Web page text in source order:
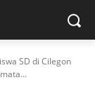
SD di Cilegon